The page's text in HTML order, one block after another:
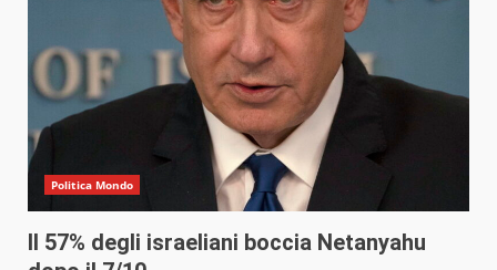
Politica Mondo
Il 57% degli israeliani boccia Netanyahu